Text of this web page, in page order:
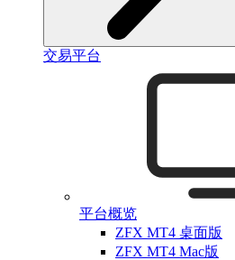
交易平台
平台概览
ZFX MT4 桌面版
ZFX MT4 Mac版